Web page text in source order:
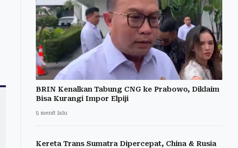
BRIN Kenalkan Tabung CNG ke Prabowo, Diklaim
Bisa Kurangi Impor Elpiji
5 menit lalu
Kereta Trans Sumatra Dipercepat, China & Rusia